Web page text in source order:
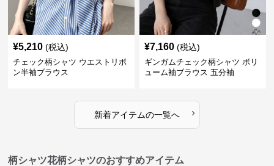
¥5,210 (税込)
チェック柄シャツ ウエストリボ
ン半袖ブラウス
¥7,160 (税込)
ギンガムチェック柄シャツ ボリ
ューム袖ブラウス 五分袖
新着アイテムの一覧へ ›
柄シャツ花柄シャツのおすすめアイテム